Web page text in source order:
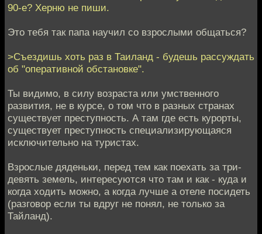
90-е? Херню не пиши.
Это тебя так папа научил со взрослыми общаться?
>Съездишь хоть раз в Таиланд - будешь рассуждать
об "оперативной обстановке".
Ты видимо, в силу возраста или умственного
развития, не в курсе, о том что в разных странах
существует преступность. А там где есть курорты,
существует преступность специализирующаяся
исключительно на туристах.
Взрослые дяденьки, перед тем как поехать за три-
девять земель, интересуются что там и как - куда и
когда ходить можно, а когда лучше а отеле посидеть
(разговор если ты вдруг не понял, не только за
Тайланд).